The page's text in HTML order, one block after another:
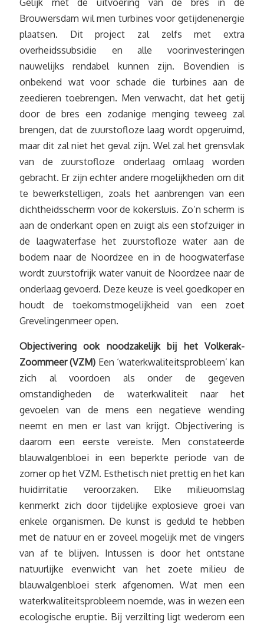
Gelijk met de uitvoering van de bres in de
Brouwersdam wil men turbines voor getijdenenergie
plaatsen. Dit project zal zelfs met extra
overheidssubsidie en alle voorinvesteringen
nauwelijks rendabel kunnen zijn. Bovendien is
onbekend wat voor schade die turbines aan de
zeedieren toebrengen. Men verwacht, dat het getij
door de bres een zodanige menging teweeg zal
brengen, dat de zuurstofloze laag wordt opgeruimd,
maar dit zal niet het geval zijn. Wel zal het grensvlak
van de zuurstofloze onderlaag omlaag worden
gebracht. Er zijn echter andere mogelijkheden om dit
te bewerkstelligen, zoals het aanbrengen van een
dichtheidsscherm voor de kokersluis. Zo’n scherm is
aan de onderkant open en zuigt als een stofzuiger in
de laagwaterfase het zuurstofloze water aan de
bodem naar de Noordzee en in de hoogwaterfase
wordt zuurstofrijk water vanuit de Noordzee naar de
onderlaag gevoerd. Deze keuze is veel goedkoper en
houdt de toekomstmogelijkheid van een zoet
Grevelingenmeer open.
Objectivering ook noodzakelijk bij het Volkerak-
Zoommeer (VZM) Een ‘waterkwaliteitsprobleem’ kan
zich al voordoen als onder de gegeven
omstandigheden de waterkwaliteit naar het
gevoelen van de mens een negatieve wending
neemt en men er last van krijgt. Objectivering is
daarom een eerste vereiste. Men constateerde
blauwalgenbloei in een beperkte periode van de
zomer op het VZM. Esthetisch niet prettig en het kan
huidirritatie veroorzaken. Elke milieuomslag
kenmerkt zich door tijdelijke explosieve groei van
enkele organismen. De kunst is geduld te hebben
met de natuur en er zoveel mogelijk met de vingers
van af te blijven. Intussen is door het ontstane
natuurlijke evenwicht van het zoete milieu de
blauwalgenbloei sterk afgenomen. Wat men een
waterkwaliteitsprobleem noemde, was in wezen een
ecologische eruptie. Bij verzilting ligt wederom een